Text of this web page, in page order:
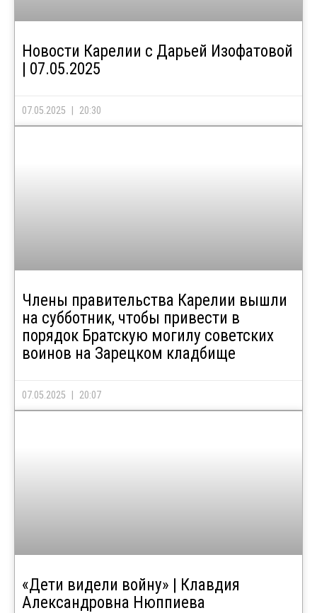
Новости Карелии с Дарьей Изофатовой
| 07.05.2025
07.05.2025 20:30
Члены правительства Карелии вышли
на субботник, чтобы привести в
порядок Братскую могилу советских
воинов на Зарецком кладбище
07.05.2025 20:07
«Дети видели войну» | Клавдия
Александровна Нюппиева